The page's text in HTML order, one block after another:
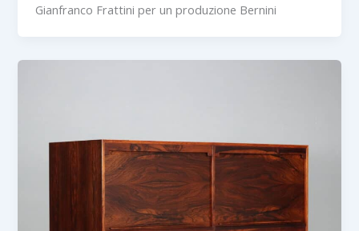
Gianfranco Frattini per un produzione Bernini